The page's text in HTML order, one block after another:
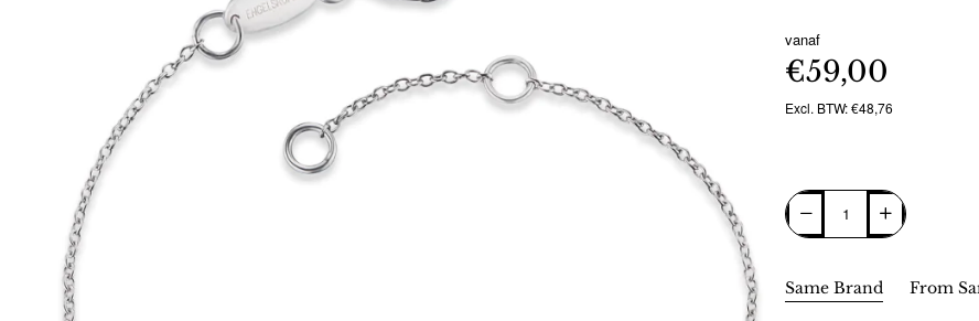
vanaf
€59,00
Excl. BTW: €48,76
Same Brand From